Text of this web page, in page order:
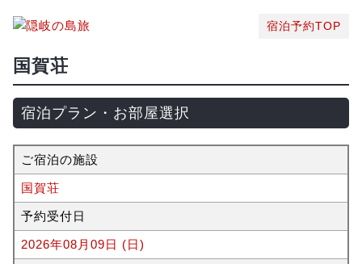
宿泊予約TOP
国賀荘
宿泊プラン・お部屋選択
ご宿泊の施設
国賀荘
予約受付日
2026年08月09日 (日)